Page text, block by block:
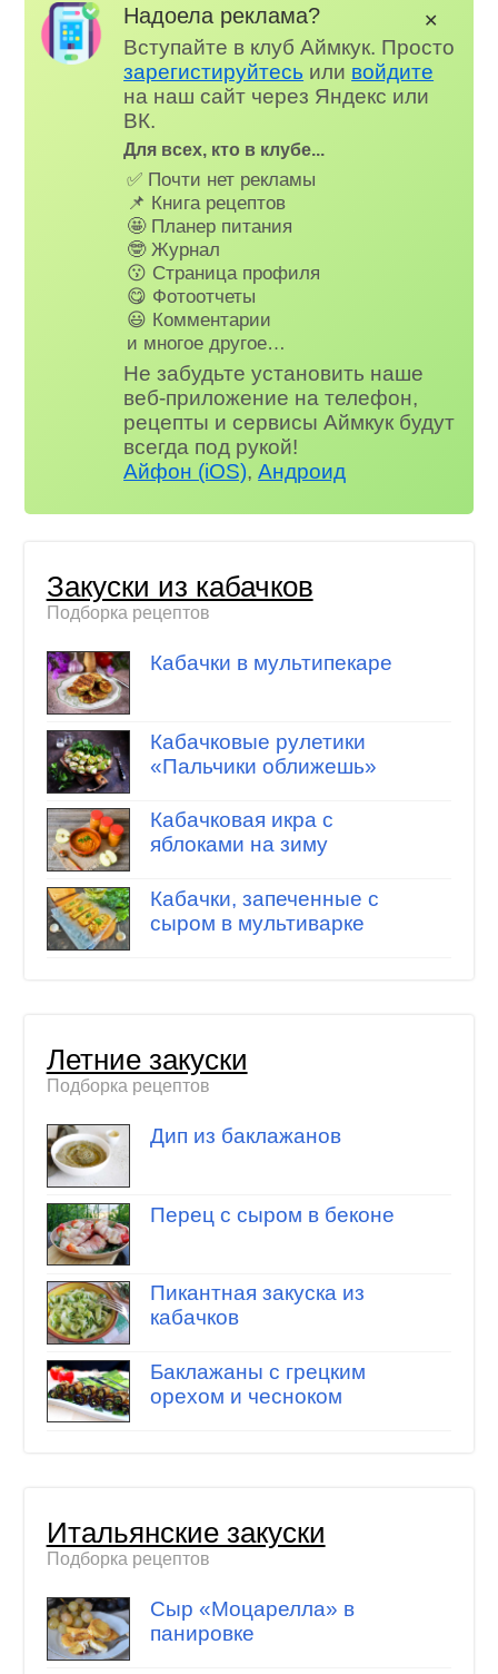
Надоела реклама?
Вступайте в клуб Аймкук. Просто
зарегистируйтесь или войдите
на наш сайт через Яндекс или
ВК.
Для всех, кто в клубе...
✅ Почти нет рекламы
📌 Книга рецептов
🤩 Планер питания
🤓 Журнал
😗 Страница профиля
😋 Фотоотчеты
😃 Комментарии
и многое другое…
Не забудьте установить наше
веб-приложение на телефон,
рецепты и сервисы Аймкук будут
всегда под рукой!
Айфон (iOS),Андроид
✕
Закуски из кабачков
Подборка рецептов
Кабачки в мультипекаре
Кабачковые рулетики
«Пальчики оближешь»
Кабачковая икра с
яблоками на зиму
Кабачки, запеченные с
сыром в мультиварке
Летние закуски
Подборка рецептов
Дип из баклажанов
Перец с сыром в беконе
Пикантная закуска из
кабачков
Баклажаны с грецким
орехом и чесноком
Итальянские закуски
Подборка рецептов
Сыр «Моцарелла» в
панировке